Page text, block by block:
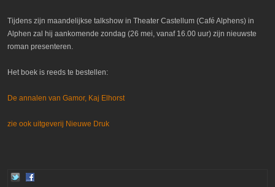
Tijdens zijn maandelijkse talkshow in Theater Castellum (Café Alphens) in
Alphen zal hij aankomende zondag (26 mei, vanaf 16.00 uur) zijn nieuwste
roman presenteren.
Het boek is reeds te bestellen:
De annalen van Gamor, Kaj Elhorst
zie ook uitgeverij Nieuwe Druk